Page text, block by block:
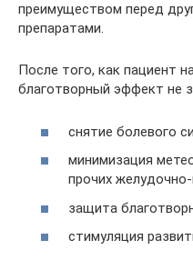
преимуществом перед
препаратами.
После того, как пациент
благотворный эффект не
снятие болевого
минимизация
прочих
защита
стимуляция